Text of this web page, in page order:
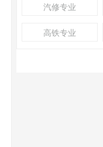
汽修专业
高铁专业